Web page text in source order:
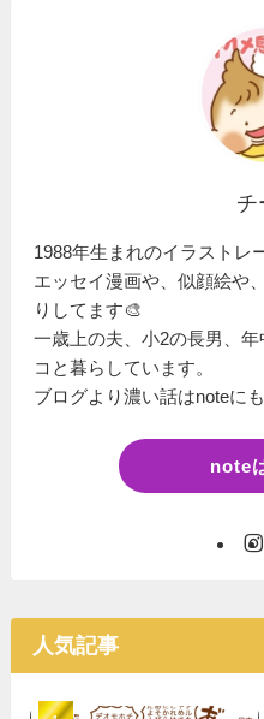
チ
1988年生まれのイラストレ
エッセイ漫画や、似顔絵や
りしてます🎨
一歳上の夫、小2の長男、
コと暮らしています。
ブログより濃い話はnoteに
note
人気記事